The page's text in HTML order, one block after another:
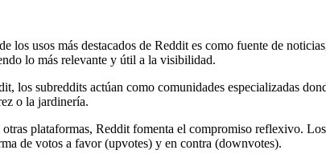
los usos más destacados de Reddit es como fuente de
lo más relevante y útil a la visibilidad.
los subreddits actúan como comunidades especializadas
o la jardinería.
plataformas, Reddit fomenta el compromiso reflexivo.
de votos a favor (upvotes) y en contra (downvotes).